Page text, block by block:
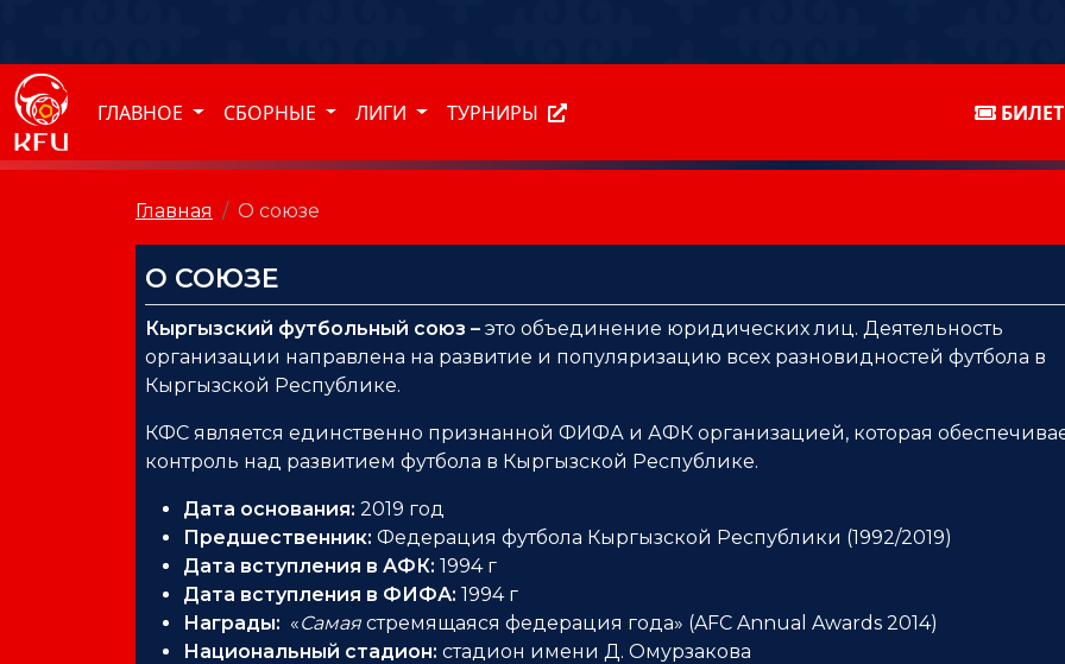
ГЛАВНОЕ СБОРНЫЕ ЛИГИ ТУРНИРЫ
Главная О союзе
О СОЮЗЕ
Кыргызский футбольный союз – это объединение юридических лиц. Деятельность
организации направлена на развитие и популяризацию всех разновидностей футбола в
Кыргызской Республике.
КФС является единственно признанной ФИФА и АФК организацией, которая
контроль над развитием футбола в Кыргызской Республике.
Дата основания: 2019 год
Предшественник: Федерация футбола Кыргызской Республики (1992/2019)
Дата вступления в АФК: 1994 г
Дата вступления в ФИФА: 1994 г
Награды: «Самая стремящаяся федерация года» (AFC Annual Awards 2014)
Национальный стадион: стадион имени Д. Омурзакова